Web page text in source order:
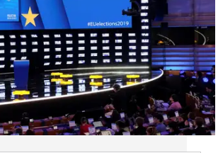
a nuestra
NEWSLETTER